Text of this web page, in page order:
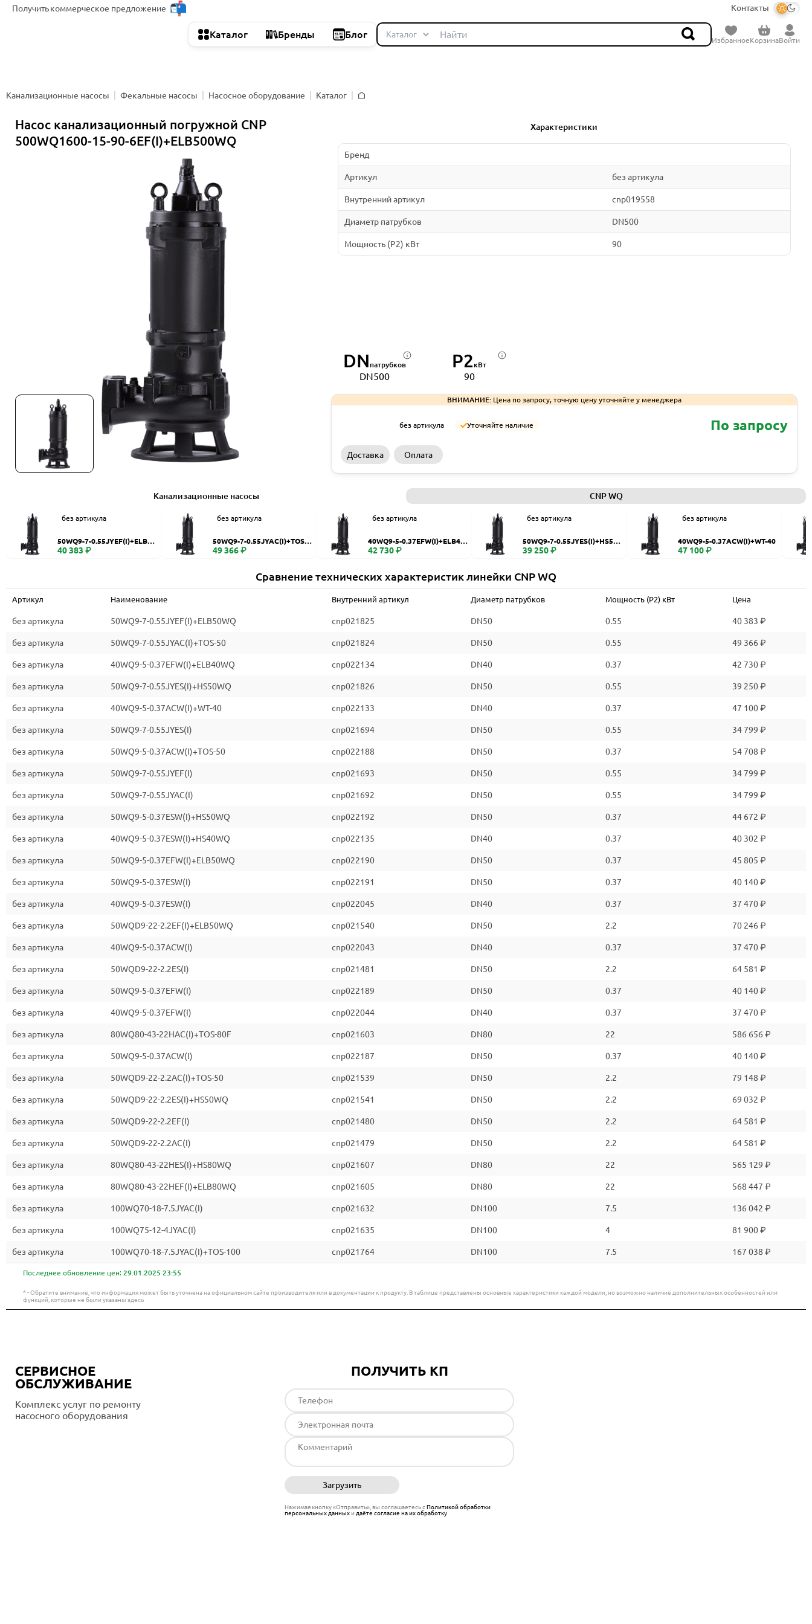
Получитькоммерческое предложение Контакты
Каталог Бренды Блог
ИзбранноеКорзинаВойти
Канализационные насосы Фекальные насосы Насосное оборудование
Каталог
Насос канализационный погружной CNP
500WQ1600-15-90-6EF(I)+ELB500WQ
Характеристики
Бренд
Артикул без артикула
Внутренний артикул cnp019558
Диаметр патрубков DN500
Мощность (P2) кВт 90
DN патрубков
DN500
P2кВт
90
ВНИМАНИЕ:Цена по запросу, точную цену уточняйте у менеджера
без артикула Уточняйте наличие По запросу
Доставка Оплата
Канализационные насосы CNP WQ
без артикула
50WQ9-7-0.55JYEF(I)+ELB50
WQ
40 383 ₽
без артикула
50WQ9-7-0.55JYAC(I)+TOS-5
0
49 366 ₽
без артикула
40WQ9-5-0.37EFW(I)+ELB40
WQ
42 730 ₽
без артикула
50WQ9-7-0.55JYES(I)+HS50
WQ
39 250 ₽
без артикула
40WQ9-5-0.37ACW(I)+WT-40
47 100 ₽
Сравнение технических характеристик линейки CNP WQ
Артикул Наименование Внутренний артикул Диаметр патрубков Мощность (P2) кВт Цена
без артикула 50WQ9-7-0.55JYEF(I)+ELB50WQ cnp021825 DN50 0.55 40 383 ₽
без артикула 50WQ9-7-0.55JYAC(I)+TOS-50 cnp021824 DN50 0.55 49 366 ₽
без артикула 40WQ9-5-0.37EFW(I)+ELB40WQ cnp022134 DN40 0.37 42 730 ₽
без артикула 50WQ9-7-0.55JYES(I)+HS50WQ cnp021826 DN50 0.55 39 250 ₽
без артикула 40WQ9-5-0.37ACW(I)+WT-40 cnp022133 DN40 0.37 47 100 ₽
без артикула 50WQ9-7-0.55JYES(I) cnp021694 DN50 0.55 34 799 ₽
без артикула 50WQ9-5-0.37ACW(I)+TOS-50 cnp022188 DN50 0.37 54 708 ₽
без артикула 50WQ9-7-0.55JYEF(I) cnp021693 DN50 0.55 34 799 ₽
без артикула 50WQ9-7-0.55JYAC(I) cnp021692 DN50 0.55 34 799 ₽
без артикула 50WQ9-5-0.37ESW(I)+HS50WQ cnp022192 DN50 0.37 44 672 ₽
без артикула 40WQ9-5-0.37ESW(I)+HS40WQ cnp022135 DN40 0.37 40 302 ₽
без артикула 50WQ9-5-0.37EFW(I)+ELB50WQ cnp022190 DN50 0.37 45 805 ₽
без артикула 50WQ9-5-0.37ESW(I) cnp022191 DN50 0.37 40 140 ₽
без артикула 40WQ9-5-0.37ESW(I) cnp022045 DN40 0.37 37 470 ₽
без артикула 50WQD9-22-2.2EF(I)+ELB50WQ cnp021540 DN50 2.2 70 246 ₽
без артикула 40WQ9-5-0.37ACW(I) cnp022043 DN40 0.37 37 470 ₽
без артикула 50WQD9-22-2.2ES(I) cnp021481 DN50 2.2 64 581 ₽
без артикула 50WQ9-5-0.37EFW(I) cnp022189 DN50 0.37 40 140 ₽
без артикула 40WQ9-5-0.37EFW(I) cnp022044 DN40 0.37 37 470 ₽
без артикула 80WQ80-43-22HAC(I)+TOS-80F cnp021603 DN80 22 586 656 ₽
без артикула 50WQ9-5-0.37ACW(I) cnp022187 DN50 0.37 40 140 ₽
без артикула 50WQD9-22-2.2AC(I)+TOS-50 cnp021539 DN50 2.2 79 148 ₽
без артикула 50WQD9-22-2.2ES(I)+HS50WQ cnp021541 DN50 2.2 69 032 ₽
без артикула 50WQD9-22-2.2EF(I) cnp021480 DN50 2.2 64 581 ₽
без артикула 50WQD9-22-2.2AC(I) cnp021479 DN50 2.2 64 581 ₽
без артикула 80WQ80-43-22HES(I)+HS80WQ cnp021607 DN80 22 565 129 ₽
без артикула 80WQ80-43-22HEF(I)+ELB80WQ cnp021605 DN80 22 568 447 ₽
без артикула 100WQ70-18-7.5JYAC(I) cnp021632 DN100 7.5 136 042 ₽
без артикула 100WQ75-12-4JYAC(I) cnp021635 DN100 4 81 900 ₽
без артикула 100WQ70-18-7.5JYAC(I)+TOS-100 cnp021764 DN100 7.5 167 038 ₽
Последнее обновление цен: 29.01.2025 23:55
* - Обратите внимание, что информация может быть уточнена на официальном сайте производителя или в документации к продукту. В таблице представлены основные характеристики каждой модели, но возможно наличие дополнительных особенностей или
функций, которые не были указаны здесь
СЕРВИСНОЕ
ОБСЛУЖИВАНИЕ
Комплекс услуг по ремонту
насосного оборудования
ПОЛУЧИТЬ КП
Загрузить
Нажимая кнопку «Отправить», вы соглашаетесь сПолитикой обработки
персональных данныхи даёте согласие на их обработку